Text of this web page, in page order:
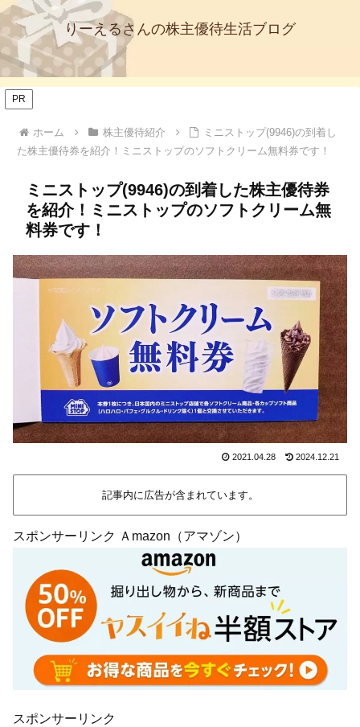
りーえるさんの株主優待生活ブログ
PR
ホーム 株主優待紹介
ミニストップ(9946)の到着し
た株主優待券を紹介！ミニストップのソフトクリーム無料券です！
ミニストップ(9946)の到着した株主優待券
を紹介！ミニストップのソフトクリーム無
料券です！
2021.04.28 2024.12.21
記事内に広告が含まれています。
スポンサーリンク Ａmazon（アマゾン）
スポンサーリンク